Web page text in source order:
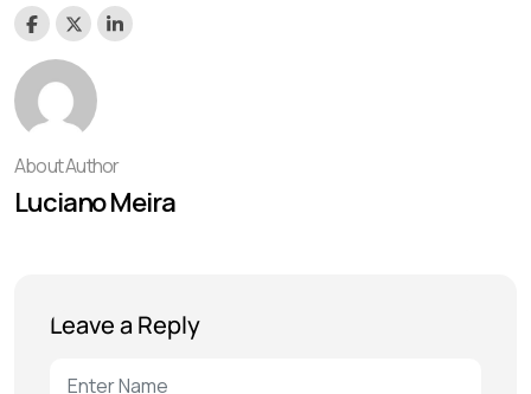
About Author
Luciano Meira
Leave a Reply